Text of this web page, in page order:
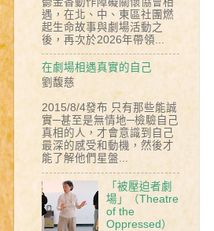
遇，在北、中、東區社團燃
起生命故事與劇場活動之
後，再次於2026年帶領...
在劇場相遇真實的自己
劉馥慈
2015/8/4發布 只有那些能誠
實─甚至是無情地─檢驗自己
真相的人，才會意識到自己
最深的感受和動機，然後才
能了解他們星盤...
「被壓迫者劇
場」（Theatre
of the
Oppressed）